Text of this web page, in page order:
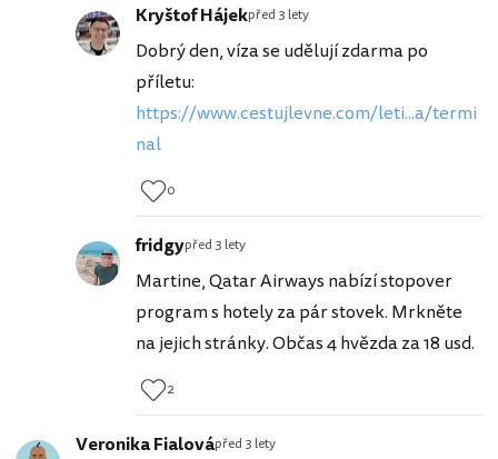
Kryštof Hájekpřed 3 lety
Dobrý den, víza se udělují zdarma po
příletu:
https://www.cestujlevne.com/leti...a/termi
nal
0
fridgypřed 3 lety
Martine, Qatar Airways nabízí stopover
program s hotely za pár stovek. Mrkněte
na jejich stránky. Občas 4 hvězda za 18 usd.
2
Veronika Fialovápřed 3 lety